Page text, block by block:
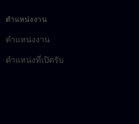
ตำแหน่งงาน
ตำแหน่งงาน
ตำแหน่งที่เปิดรับ